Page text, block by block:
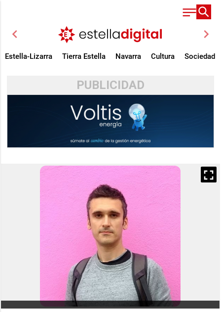
chevron_left chevron_right
Estella-Lizarra Tierra Estella Navarra Cultura Sociedad
PUBLICIDAD